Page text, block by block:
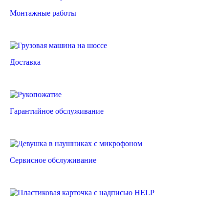
Монтажные работы
Доставка
Гарантийное обслуживание
Сервисное обслуживание